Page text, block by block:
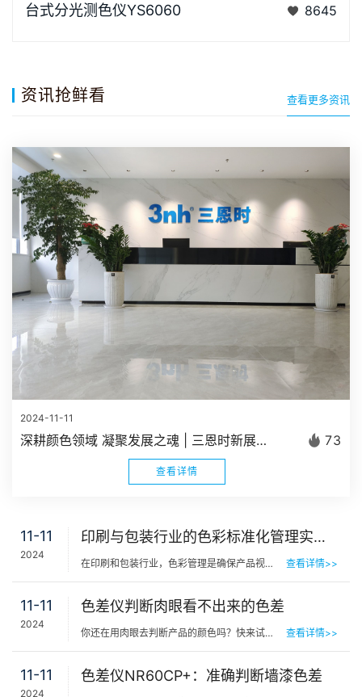
的国产台式光栅分光测色仪， TFT真彩7inch电容触摸
台式分光测色仪YS6060 8645
资讯抢鲜看 查看更多资讯
2024-11-11
深耕颜色领域 凝聚发展之魂 | 三恩时新展厅正式建成启用 73
查看详情
11-11
2024
印刷与包装行业的色彩标准化管理实施指南
在印刷和包装行业，色彩管理是确保产品视觉效果一致性的关键。标准化色彩管理不仅提升了印刷品质，还增强了… 查看详情>>
11-11
2024
色差仪判断肉眼看不出来的色差
你还在用肉眼去判断产品的颜色吗？快来试试这款色差仪，可以轻松解决色差问题，帮助您实现专业的色彩管理，… 查看详情>>
11-11
2024
色差仪NR60CP+：准确判断墙漆色差